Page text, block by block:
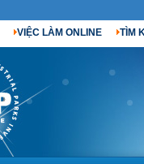
VIỆC LÀM ONLINE TÌM